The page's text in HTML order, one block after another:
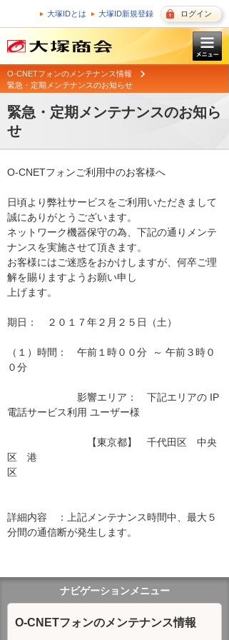
大塚IDとは 大塚ID新規登録 ログイン
O-CNETフォンのメンテナンス情報
緊急・定期メンテナンスのお知らせ
緊急・定期メンテナンスのお知ら
せ
O-CNETフォンご利用中のお客様へ
日頃より弊社サービスをご利用いただきまして
誠にありがとうございます。
ネットワーク機器保守の為、下記の通りメンテ
ナンスを実施させて頂きます。
お客様にはご迷惑をおかけしますが、何卒ご理
解を賜りますようお願い申し
上げます。
期日：　２０１７年２月２５日（土）
（１）時間：　午前１時００分  ～ 午前３時０
０分
影響エリア：　下記エリアの IP
電話サービス利用 ユーザー様
【東京都】　千代田区　中央
区　港
区
詳細内容　：上記メンテナンス時間中、最大５
分間の通信断が発生します。
ナビゲーションメニュー
O-CNETフォンのメンテナンス情報